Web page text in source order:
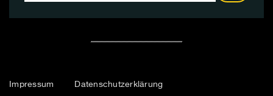
Impressum Datenschutzerklärung